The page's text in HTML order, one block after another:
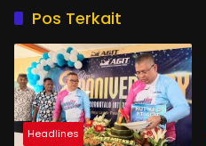
Pos Terkait
Headlines